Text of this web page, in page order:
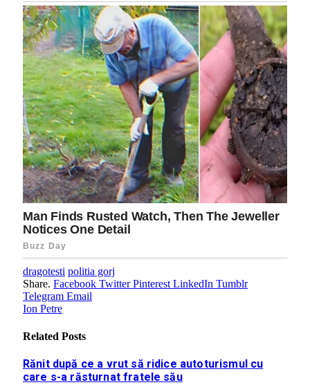
dragotesti politia gorj
Share. Facebook Twitter Pinterest LinkedIn Tumblr
Telegram Email
Ion Petre
Related Posts
Rănit după ce a vrut să ridice autoturismul cu
care s-a răsturnat fratele său